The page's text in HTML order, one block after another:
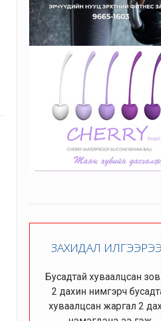
ЗАХИДАЛ
Бусадтай хуваалцсан
2 дахин нимгэрч
хуваалцсан жаргал 2